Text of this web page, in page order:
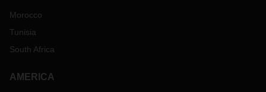
Morocco
Tunisia
South Africa
AMERICA